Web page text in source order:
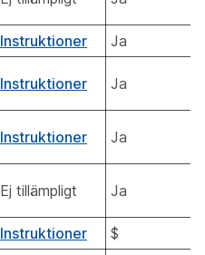
Instruktioner
Ja
Instruktioner Ja
Instruktioner Ja
Ej tillämpligt Ja
Instruktioner
$